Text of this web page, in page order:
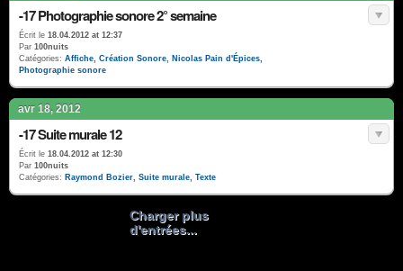
-17 Photographie sonore 2° semaine
Écrit le 18.04.2012 at 12:37
Par 100nuits
Catégories: Affiche, Création Sonore, Nicolas Pain d'Épices,
Photographie sonore
avr 18, 2012
-17 Suite murale 12
Écrit le 18.04.2012 at 12:30
Par 100nuits
Catégories: Raymond Bozier, Suite murale, Texte
Charger plus
d'entrées...